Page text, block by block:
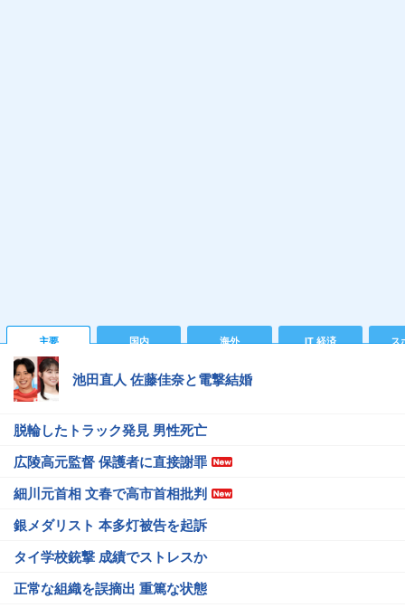
主要 国内 海外 IT 経済 ス
池田直人 佐藤佳奈と電撃結婚
脱輪したトラック発見 男性死亡
広陵高元監督 保護者に直接謝罪
細川元首相 文春で高市首相批判
銀メダリスト 本多灯被告を起訴
タイ学校銃撃 成績でストレスか
正常な組織を誤摘出 重篤な状態